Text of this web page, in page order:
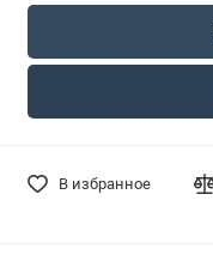
В избранное